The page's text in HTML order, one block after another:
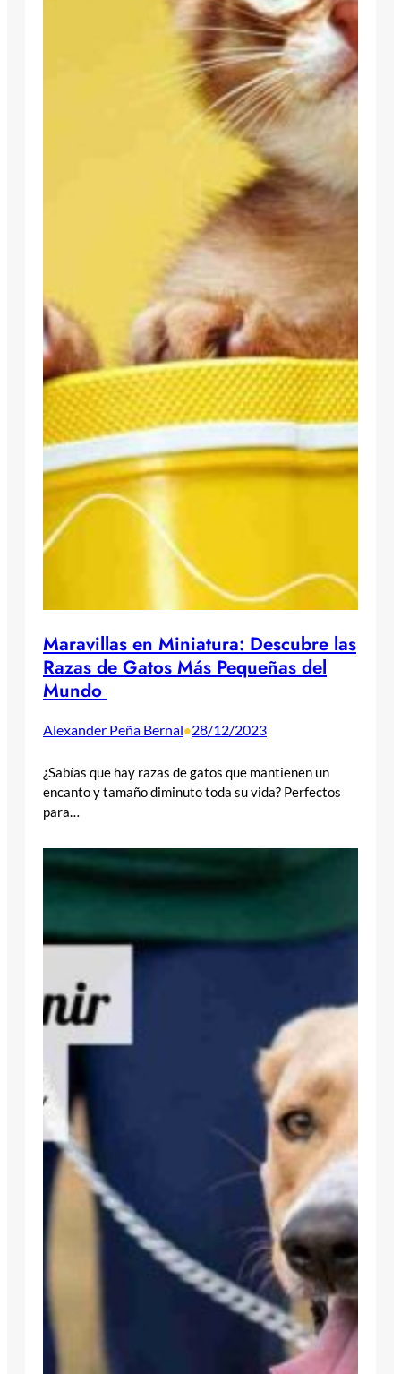
Maravillas en Miniatura: Descubre las
Razas de Gatos Más Pequeñas del
Mundo
Alexander Peña Bernal•28/12/2023
¿Sabías que hay razas de gatos que mantienen un
encanto y tamaño diminuto toda su vida? Perfectos
para…